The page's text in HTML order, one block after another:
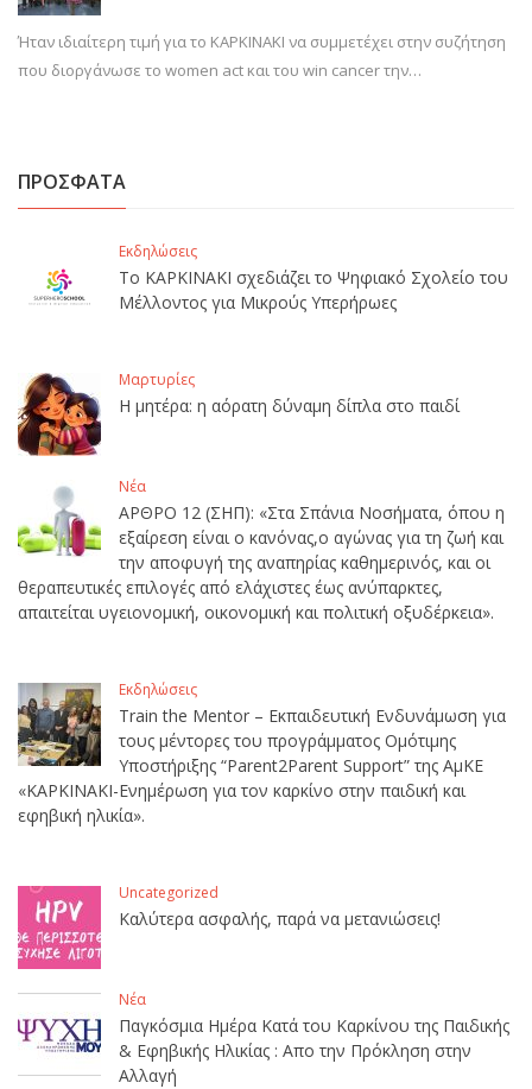
Ήταν ιδιαίτερη τιμή για το ΚΑΡΚΙΝΑΚΙ να συμμετέχει στην συζήτηση
που διοργάνωσε το women act και του win cancer την…
ΠΡΟΣΦΑΤΑ
Εκδηλώσεις
Το ΚΑΡΚΙΝΑΚΙ σχεδιάζει το Ψηφιακό Σχολείο του
Μέλλοντος για Μικρούς Υπερήρωες
Μαρτυρίες
Η μητέρα: η αόρατη δύναμη δίπλα στο παιδί
Νέα
ΑΡΘΡΟ 12 (ΣΗΠ): «Στα Σπάνια Νοσήματα, όπου η
εξαίρεση είναι ο κανόνας,ο αγώνας για τη ζωή και
την αποφυγή της αναπηρίας καθημερινός, και οι
θεραπευτικές επιλογές από ελάχιστες έως ανύπαρκτες,
απαιτείται υγειονομική, οικονομική και πολιτική οξυδέρκεια».
Εκδηλώσεις
Train the Mentor – Εκπαιδευτική Ενδυνάμωση για
τους μέντορες του προγράμματος Ομότιμης
Υποστήριξης “Parent2Parent Support” της ΑμΚΕ
«ΚΑΡΚΙΝΑΚΙ-Ενημέρωση για τον καρκίνο στην παιδική και
εφηβική ηλικία».
Uncategorized
Καλύτερα ασφαλής, παρά να μετανιώσεις!
Νέα
Παγκόσμια Ημέρα Κατά του Καρκίνου της Παιδικής
& Εφηβικής Ηλικίας : Απο την Πρόκληση στην
Αλλαγή